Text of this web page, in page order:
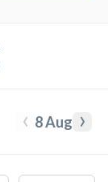
‹ 8 Aug ›